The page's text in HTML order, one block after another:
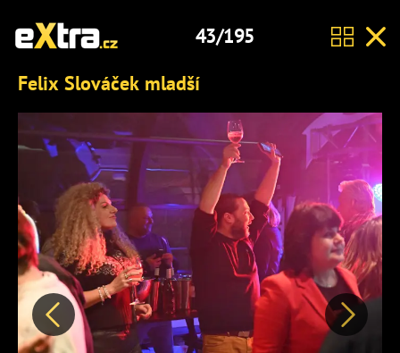
43/195
Felix Slováček mladší
Předchozí Další